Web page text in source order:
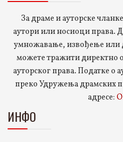
За драме и ауторске
аутори или носиоци права.
умножавање, извођење или
можете тражити директно
ауторског права. Податке о
преко Удружења драмских
адресе:
ИНФО